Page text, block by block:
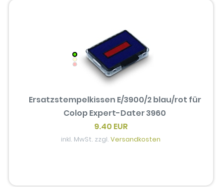
Ersatzstempelkissen E/3900/2 blau/rot für
Colop Expert-Dater 3960
9.40 EUR
inkl. MwSt. zzgl.Versandkosten